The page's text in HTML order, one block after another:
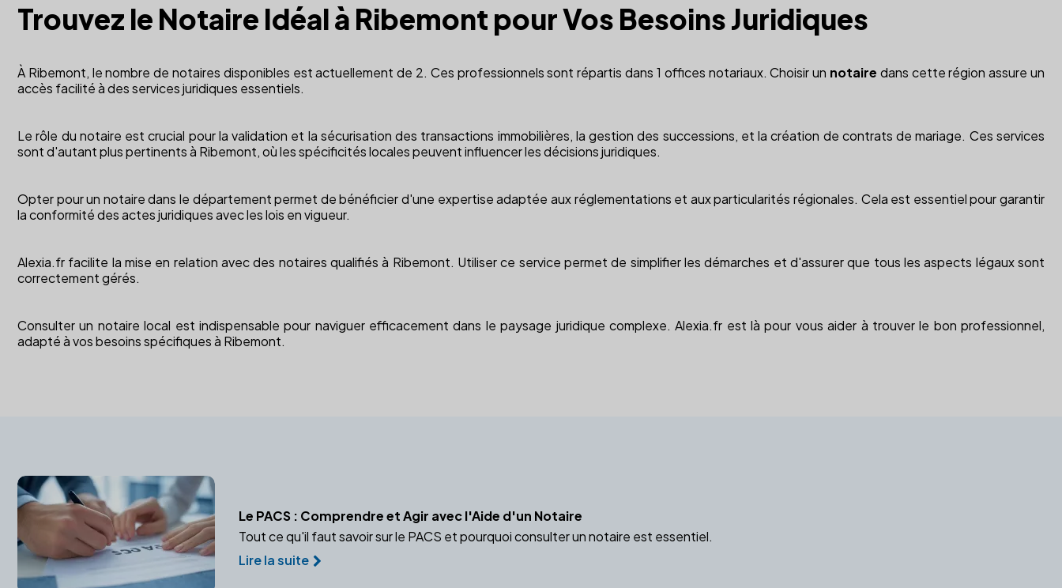
Trouvez le Notaire Idéal à Ribemont pour Vos Besoins Juridiques
À Ribemont, le nombre de notaires disponibles est actuellement de 2. Ces professionnels sont répartis dans 1 offices notariaux. Choisir un notaire dans cette région assure un
accès facilité à des services juridiques essentiels.
Le rôle du notaire est crucial pour la validation et la sécurisation des transactions immobilières, la gestion des successions, et la création de contrats de mariage. Ces services
sont d'autant plus pertinents à Ribemont, où les spécificités locales peuvent influencer les décisions juridiques.
Opter pour un notaire dans le département permet de bénéficier d'une expertise adaptée aux réglementations et aux particularités régionales. Cela est essentiel pour garantir
la conformité des actes juridiques avec les lois en vigueur.
Alexia.fr facilite la mise en relation avec des notaires qualifiés à Ribemont. Utiliser ce service permet de simplifier les démarches et d'assurer que tous les aspects légaux sont
correctement gérés.
Consulter un notaire local est indispensable pour naviguer efficacement dans le paysage juridique complexe. Alexia.fr est là pour vous aider à trouver le bon professionnel,
adapté à vos besoins spécifiques à Ribemont.
Le PACS : Comprendre et Agir avec l'Aide d'un Notaire
Tout ce qu'il faut savoir sur le PACS et pourquoi consulter un notaire est essentiel.
Lire la suite